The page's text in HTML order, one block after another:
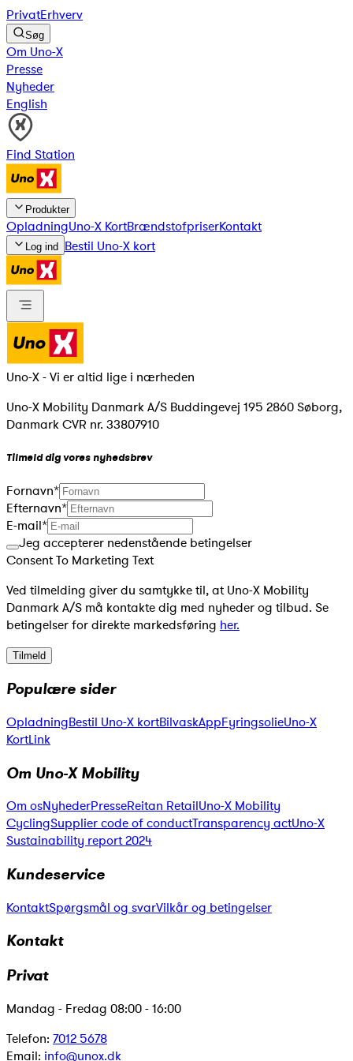
PrivatErhverv
Søg
Om Uno-X
Presse
Nyheder
English
Find Station
Produkter
OpladningUno-X KortBrændstofpriserKontakt
Log ind Bestil Uno-X kort
Uno-X - Vi er altid lige i nærheden
Uno-X Mobility Danmark A/S Buddingevej 195 2860 Søborg,
Danmark CVR nr. 33807910
Tilmeld dig vores nyhedsbrev
Fornavn*
Efternavn*
E-mail*
Jeg accepterer nedenstående betingelser
Consent To Marketing Text
Ved tilmelding giver du samtykke til, at Uno-X Mobility
Danmark A/S må kontakte dig med nyheder og tilbud. Se
betingelser for direkte markedsføring her.
Tilmeld
Populære sider
OpladningBestil Uno-X kortBilvaskAppFyringsolieUno-X
KortLink
Om Uno-X Mobility
Om osNyhederPresseReitan RetailUno-X Mobility
CyclingSupplier code of conductTransparency actUno-X
Sustainability report 2024
Kundeservice
KontaktSpørgsmål og svarVilkår og betingelser
Kontakt
Privat
Mandag - Fredag 08:00 - 16:00
Telefon: 7012 5678
Email: info@unox.dk